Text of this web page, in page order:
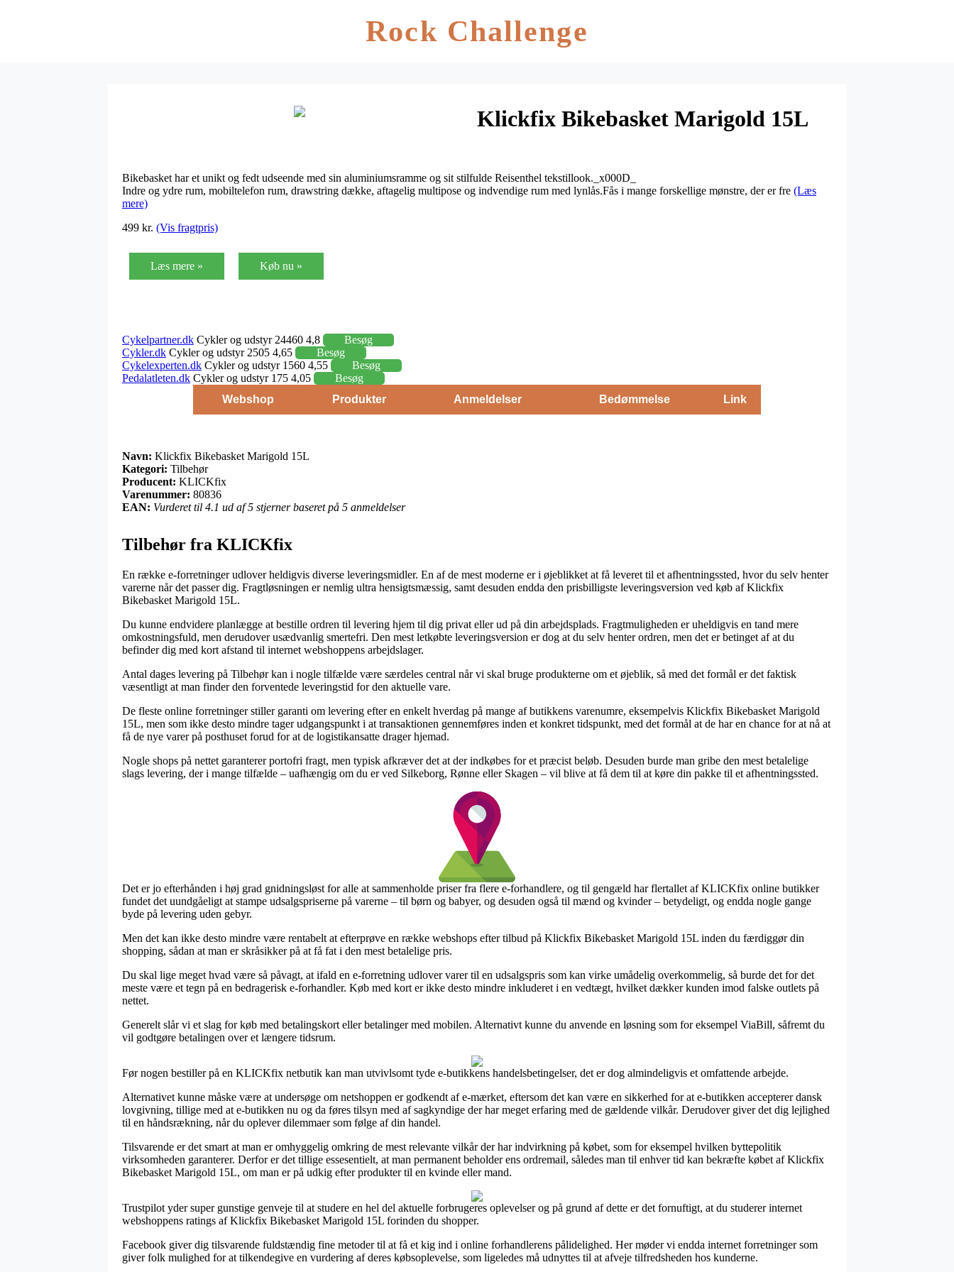
Rock Challenge
Klickfix Bikebasket Marigold 15L
Bikebasket har et unikt og fedt udseende med sin aluminiumsramme og sit stilfulde Reisenthel tekstillook._x000D_
Indre og ydre rum, mobiltelefon rum, drawstring dække, aftagelig multipose og indvendige rum med lynlås.Fås i mange forskellige mønstre, der er fre (Læs
mere)
499 kr. (Vis fragtpris)
Læs mere » Køb nu »
Cykelpartner.dk Cykler og udstyr 24460 4,8
Besøg
Cykler.dk Cykler og udstyr 2505 4,65
Besøg
Cykelexperten.dk Cykler og udstyr 1560 4,55
Besøg
Pedalatleten.dk Cykler og udstyr 175 4,05
Besøg
Webshop
Produkter Anmeldelser Bedømmelse Link
Navn: Klickfix Bikebasket Marigold 15L
Kategori: Tilbehør
Producent: KLICKfix
Varenummer: 80836
EAN: Vurderet til 4.1 ud af 5 stjerner baseret på 5 anmeldelser
Tilbehør fra KLICKfix
En række e-forretninger udlover heldigvis diverse leveringsmidler. En af de mest moderne er i øjeblikket at få leveret til et afhentningssted, hvor du selv henter
varerne når det passer dig. Fragtløsningen er nemlig ultra hensigtsmæssig, samt desuden endda den prisbilligste leveringsversion ved køb af Klickfix
Bikebasket Marigold 15L.
Du kunne endvidere planlægge at bestille ordren til levering hjem til dig privat eller ud på din arbejdsplads. Fragtmuligheden er uheldigvis en tand mere
omkostningsfuld, men derudover usædvanlig smertefri. Den mest letkøbte leveringsversion er dog at du selv henter ordren, men det er betinget af at du
befinder dig med kort afstand til internet webshoppens arbejdslager.
Antal dages levering på Tilbehør kan i nogle tilfælde være særdeles central når vi skal bruge produkterne om et øjeblik, så med det formål er det faktisk
væsentligt at man finder den forventede leveringstid for den aktuelle vare.
De fleste online forretninger stiller garanti om levering efter en enkelt hverdag på mange af butikkens varenumre, eksempelvis Klickfix Bikebasket Marigold
15L, men som ikke desto mindre tager udgangspunkt i at transaktionen gennemføres inden et konkret tidspunkt, med det formål at de har en chance for at nå at
få de nye varer på posthuset forud for at de logistikansatte drager hjemad.
Nogle shops på nettet garanterer portofri fragt, men typisk afkræver det at der indkøbes for et præcist beløb. Desuden burde man gribe den mest betalelige
slags levering, der i mange tilfælde – uafhængig om du er ved Silkeborg, Rønne eller Skagen – vil blive at få dem til at køre din pakke til et afhentningssted.
Det er jo efterhånden i høj grad gnidningsløst for alle at sammenholde priser fra flere e-forhandlere, og til gengæld har flertallet af KLICKfix online butikker
fundet det uundgåeligt at stampe udsalgspriserne på varerne – til børn og babyer, og desuden også til mænd og kvinder – betydeligt, og endda nogle gange
byde på levering uden gebyr.
Men det kan ikke desto mindre være rentabelt at efterprøve en række webshops efter tilbud på Klickfix Bikebasket Marigold 15L inden du færdiggør din
shopping, sådan at man er skråsikker på at få fat i den mest betalelige pris.
Du skal lige meget hvad være så påvagt, at ifald en e-forretning udlover varer til en udsalgspris som kan virke umådelig overkommelig, så burde det for det
meste være et tegn på en bedragerisk e-forhandler. Køb med kort er ikke desto mindre inkluderet i en vedtægt, hvilket dækker kunden imod falske outlets på
nettet.
Generelt slår vi et slag for køb med betalingskort eller betalinger med mobilen. Alternativt kunne du anvende en løsning som for eksempel ViaBill, såfremt du
vil godtgøre betalingen over et længere tidsrum.
Før nogen bestiller på en KLICKfix netbutik kan man utvivlsomt tyde e-butikkens handelsbetingelser, det er dog almindeligvis et omfattende arbejde.
Alternativet kunne måske være at undersøge om netshoppen er godkendt af e-mærket, eftersom det kan være en sikkerhed for at e-butikken accepterer dansk
lovgivning, tillige med at e-butikken nu og da føres tilsyn med af sagkyndige der har meget erfaring med de gældende vilkår. Derudover giver det dig lejlighed
til en håndsrækning, når du oplever dilemmaer som følge af din handel.
Tilsvarende er det smart at man er omhyggelig omkring de mest relevante vilkår der har indvirkning på købet, som for eksempel hvilken byttepolitik
virksomheden garanterer. Derfor er det tillige essesentielt, at man permanent beholder ens ordremail, således man til enhver tid kan bekræfte købet af Klickfix
Bikebasket Marigold 15L, om man er på udkig efter produkter til en kvinde eller mand.
Trustpilot yder super gunstige genveje til at studere en hel del aktuelle forbrugeres oplevelser og på grund af dette er det fornuftigt, at du studerer internet
webshoppens ratings af Klickfix Bikebasket Marigold 15L forinden du shopper.
Facebook giver dig tilsvarende fuldstændig fine metoder til at få et kig ind i online forhandlerens pålidelighed. Her møder vi endda internet forretninger som
giver folk mulighed for at tilkendegive en vurdering af deres købsoplevelse, som ligeledes må udnyttes til at afveje tilfredsheden hos kunderne.